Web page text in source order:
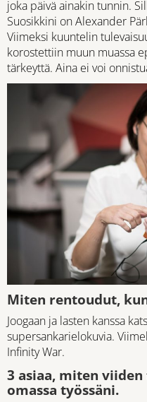
joka päivä ainakin tunnin.
Suosikkini on Alexander
Viimeksi kuuntelin
korostettiin muun muassa
tärkeyttä. Aina ei voi
Miten rentoudut,
Joogaan ja lasten kanssa
supersankarielokuvia.
Infinity War.
3 asiaa, miten
omassa työssäni.